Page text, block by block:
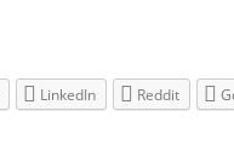
LinkedIn Reddit